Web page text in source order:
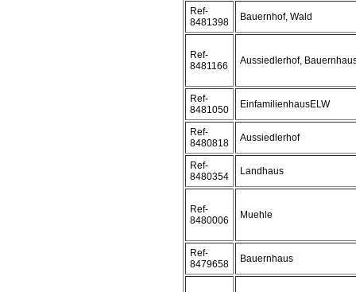
Ref-
8481398
Bauernhof, Wald
Ref-
8481166
Aussiedlerhof,
Ref-
8481050
EinfamilienhausELW
Ref-
8480818
Aussiedlerhof
Ref-
8480354
Landhaus
Ref-
8480006
Muehle
Ref-
8479658
Bauernhaus